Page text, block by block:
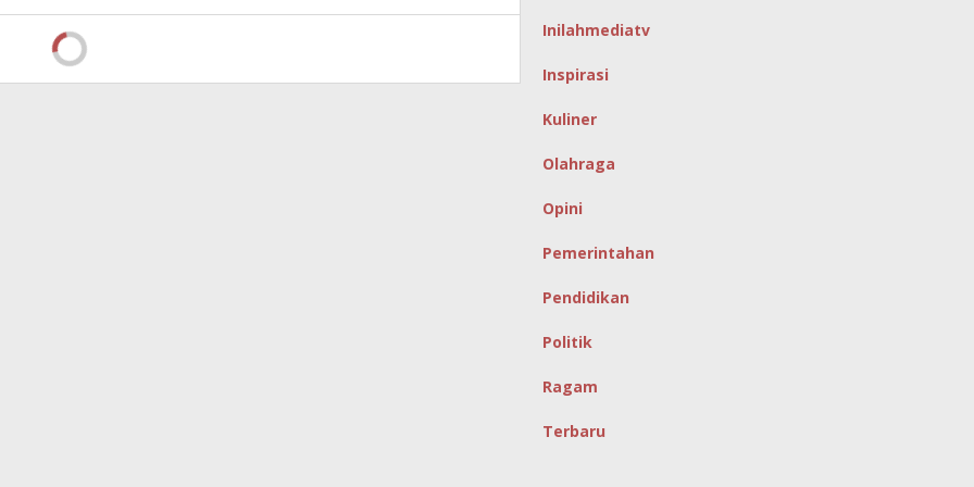
Inilahmediatv
Inspirasi
Kuliner
Olahraga
Opini
Pemerintahan
Pendidikan
Politik
Ragam
Terbaru